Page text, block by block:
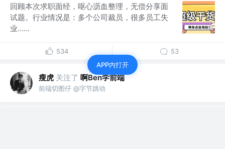
回顾本次求职面经，呕心沥血整理，无偿分享面
试题。行业情况是：多个公司裁员，很多员工失
业…...
534 53
瘦虎 关注了 啊Ben学前端
前端切图仔 @字节跳动
APP内打开